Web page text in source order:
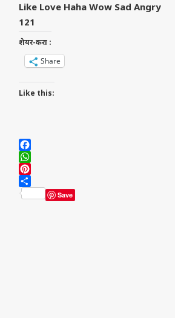
Like Love Haha Wow Sad Angry
121
शेयर-करा :
Share
Like this:
Facebook
WhatsApp
Pinterest
Share
Save